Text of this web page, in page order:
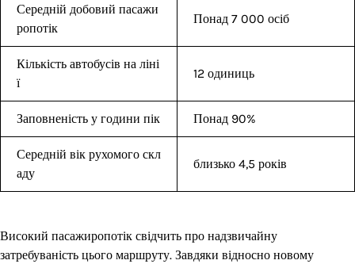
Середній добовий пасажи
ропотік
Понад 7 000 осіб
Кількість автобусів на ліні
ї
12 одиниць
Заповненість у години пік Понад 90%
Середній вік рухомого скл
аду
близько 4,5 років
Високий пасажиропотік свідчить про надзвичайну
затребуваність цього маршруту. Завдяки відносно новому